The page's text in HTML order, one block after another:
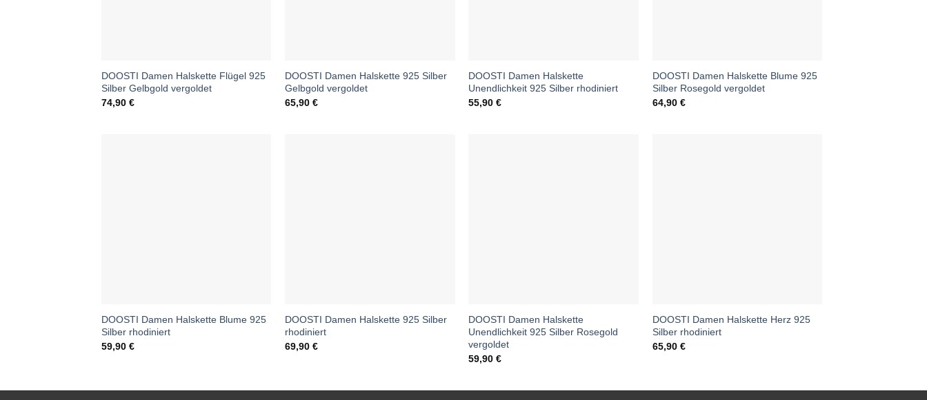
DOOSTI Damen Halskette Flügel 925
Silber Gelbgold vergoldet
74,90 €
DOOSTI Damen Halskette 925 Silber
Gelbgold vergoldet
65,90€
DOOSTI Damen Halskette
Unendlichkeit 925 Silber rhodiniert
55,90€
DOOSTI Damen Halskette Blume 925
Silber Rosegold vergoldet
64,90 €
DOOSTI Damen Halskette Blume 925
Silber rhodiniert
59,90 €
DOOSTI Damen Halskette 925 Silber
rhodiniert
69,90€
DOOSTI Damen Halskette
Unendlichkeit 925 Silber Rosegold
vergoldet
59,90€
DOOSTI Damen Halskette Herz 925
Silber rhodiniert
65,90 €